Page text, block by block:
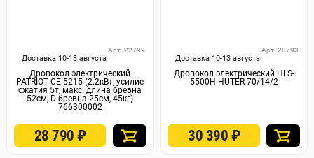
Доставка 10-13 августа
Арт. 22799
Дровокол электрический
PATRIOT CE 5215 (2.2кВт, усилие
сжатия 5т, макс. длина бревна
52см, D бревна 25см, 45кг)
766300002
28 790₽
Доставка 10-13 августа
Арт. 20793
Дровокол электрический HLS-
5500H HUTER 70/14/2
30 390 ₽